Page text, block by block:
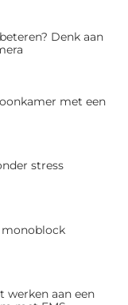
Denk aan
met een
stress
monoblock
werken aan een